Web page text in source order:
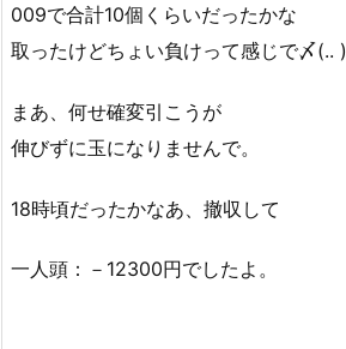
009で合計10個くらいだったかな
取ったけどちょい負けって感じで〆(.. )
まあ、何せ確変引こうが
伸びずに玉になりませんで。
18時頃だったかなあ、撤収して
一人頭：－12300円でしたよ。